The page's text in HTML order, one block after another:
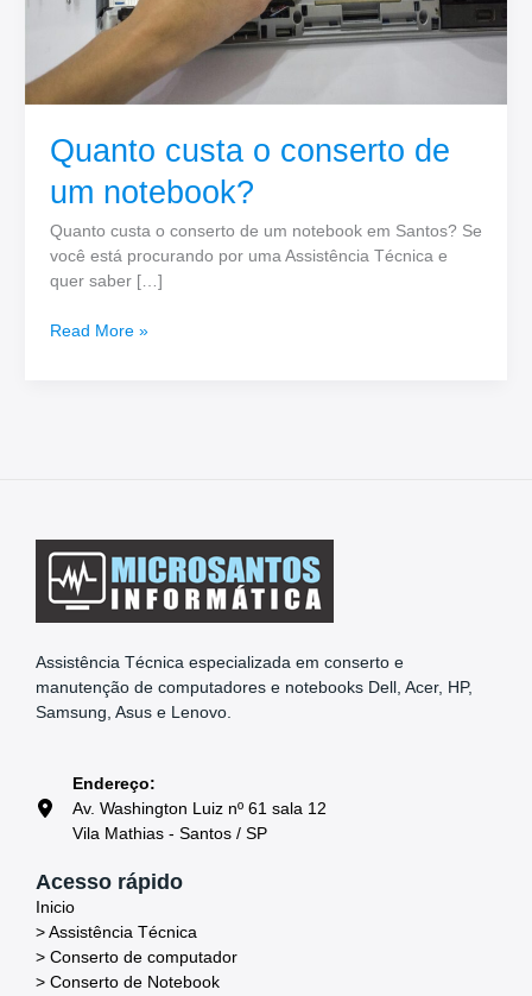
Quanto custa o conserto de
um notebook?
Quanto custa o conserto de um notebook em Santos? Se
você está procurando por uma Assistência Técnica e
quer saber […]
Read More »
Assistência Técnica especializada em conserto e
manutenção de computadores e notebooks Dell, Acer, HP,
Samsung, Asus e Lenovo.
Endereço:
Av. Washington Luiz nº 61 sala 12
Vila Mathias - Santos / SP
Acesso rápido
Inicio
> Assistência Técnica
> Conserto de computador
> Conserto de Notebook